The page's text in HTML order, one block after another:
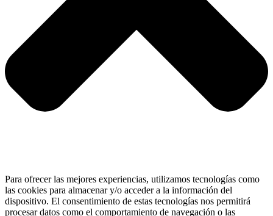
Para ofrecer las mejores experiencias, utilizamos tecnologías como
las cookies para almacenar y/o acceder a la información del
dispositivo. El consentimiento de estas tecnologías nos permitirá
procesar datos como el comportamiento de navegación o las